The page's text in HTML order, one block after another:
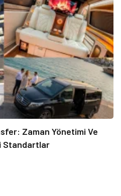
Zaman Yönetimi Ve
Standartlar